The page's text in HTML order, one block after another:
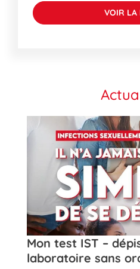
VOIR LA
Mon test IST –
laboratoire sans